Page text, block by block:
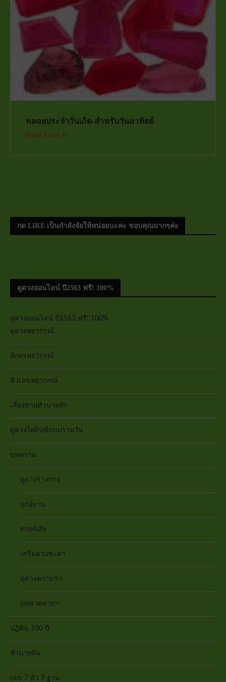
พลอยประจำวันเกิด-สำหรับวันอาทิตย์
Read more
กด LIKE เป็นกำลังจัยให้หน่อยนะคะ ขอบคุณมากๆค่ะ
ดูดวงออนไลน์ ปี2563 ฟรี! 100%
ดูดวงออนไลน์ ปี2563 ฟรี! 100%
ดูดวงพยากรณ์
อักษรพยากรณ์
ตัวเลขพยากรณ์
เสี่ยงทายทำนายทัก
ดูดวงไพ่ยิปซีแบบรายวัน
บทความ
ดูดวงร่างกาย
ฤกษ์ยาม
ทายนิสัย
เสริมดวงชะตา
ดูดวงความรัก
บทสวดคาถา
ปฏิทิน 100 ปี
ทำนายฝัน
เลข 7 ตัว 9 ฐาน